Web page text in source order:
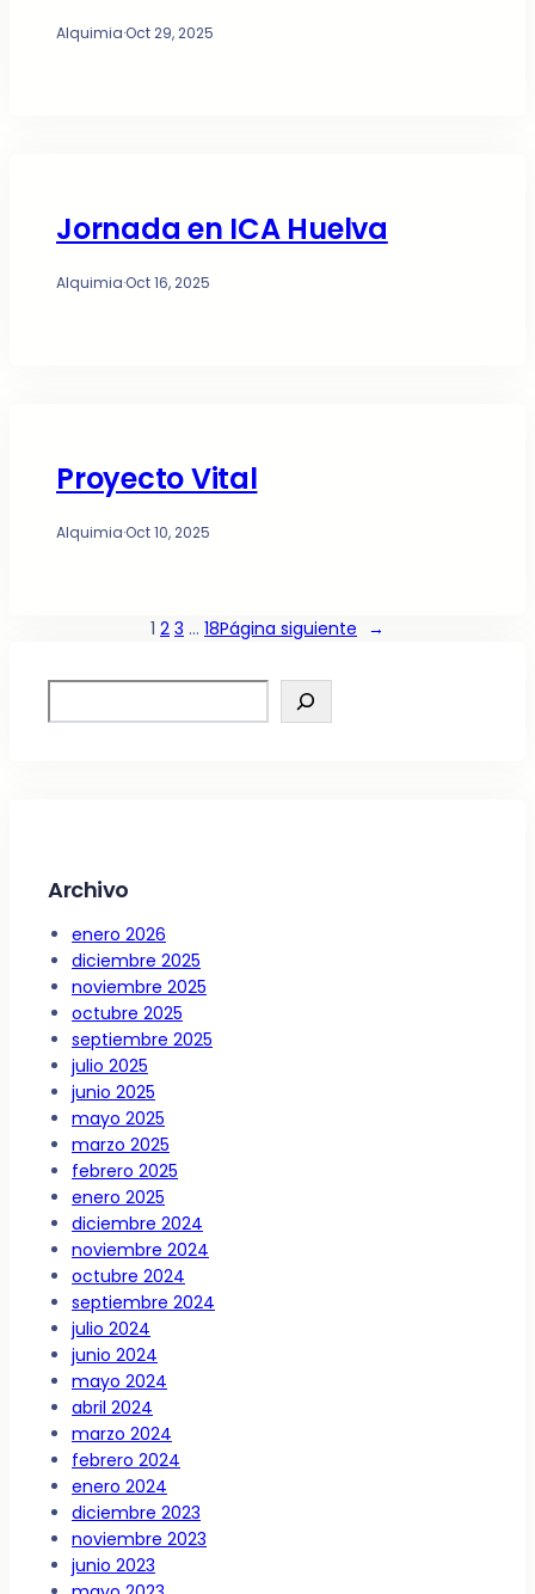
Alquimia·Oct 29, 2025
Jornada en ICA Huelva
Alquimia·Oct 16, 2025
Proyecto Vital
Alquimia·Oct 10, 2025
1 2 3 … 18Página siguiente →
e
Archivo
enero 2026
diciembre 2025
noviembre 2025
octubre 2025
septiembre 2025
julio 2025
junio 2025
mayo 2025
marzo 2025
febrero 2025
enero 2025
diciembre 2024
noviembre 2024
octubre 2024
septiembre 2024
julio 2024
junio 2024
mayo 2024
abril 2024
marzo 2024
febrero 2024
enero 2024
diciembre 2023
noviembre 2023
junio 2023